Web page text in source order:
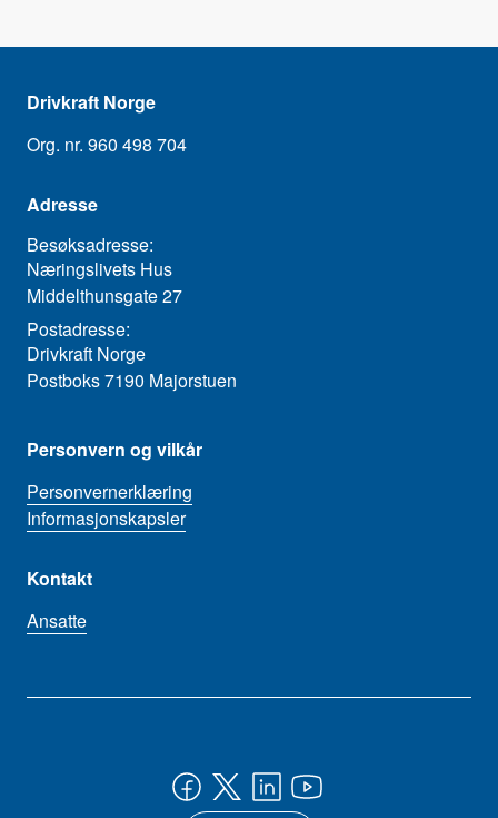
Drivkraft Norge
Org. nr. 960 498 704
Adresse
Besøksadresse:
Næringslivets Hus
Middelthunsgate 27
Postadresse:
Drivkraft Norge
Postboks 7190 Majorstuen
Personvern og vilkår
Personvernerklæring
Informasjonskapsler
Kontakt
Ansatte